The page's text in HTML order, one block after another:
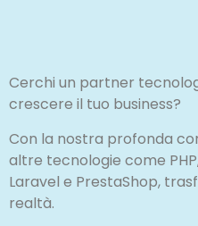
Cerchi un partner
crescere il tuo business?
Con la nostra profonda
altre tecnologie come
Laravel e PrestaShop,
realtà.